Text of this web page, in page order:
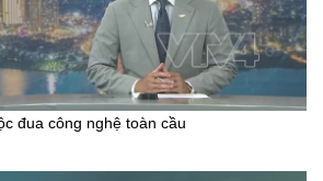
đua công nghệ toàn cầu